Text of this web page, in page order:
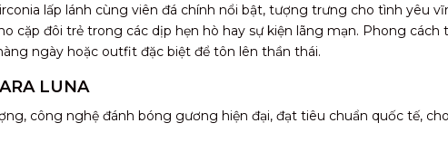
lấp lánh cùng viên đá chính nổi bật, tượng trưng cho tình yêu
cặp đôi trẻ trong các dịp hẹn hò hay sự kiện lãng mạn. Phong cách
ngày hoặc outfit đặc biệt để tôn lên thần thái.
LUNA
công nghệ đánh bóng gương hiện đại, đạt tiêu chuẩn quốc tế,